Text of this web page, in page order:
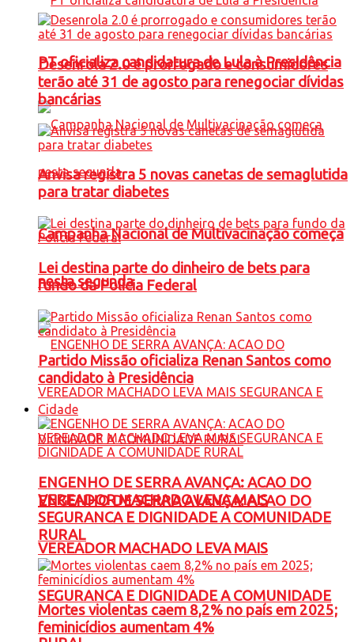
PT oficializa candidatura de Lula à Presidência
Campanha Nacional de Multivacinação começa
nesta segunda
ENGENHO DE SERRA AVANÇA: ACAO DO
VEREADOR MACHADO LEVA MAIS
SEGURANCA E DIGNIDADE A COMUNIDADE
Desenrola 2.0 é prorrogado e consumidores
terão até 31 de agosto para renegociar dívidas
bancárias
Anvisa registra 5 novas canetas de semaglutida
para tratar diabetes
Lei destina parte do dinheiro de bets para
fundo da Polícia Federal
Partido Missão oficializa Renan Santos como
candidato à Presidência
Cidade
ENGENHO DE SERRA AVANÇA: ACAO DO
VEREADOR MACHADO LEVA MAIS
SEGURANCA E DIGNIDADE A COMUNIDADE
RURAL
Mortes violentas caem 8,2% no país em 2025;
feminicídios aumentam 4%